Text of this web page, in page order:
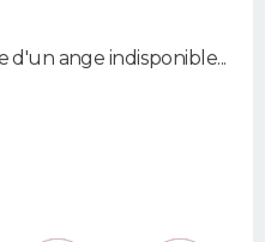
d'un ange indisponible...